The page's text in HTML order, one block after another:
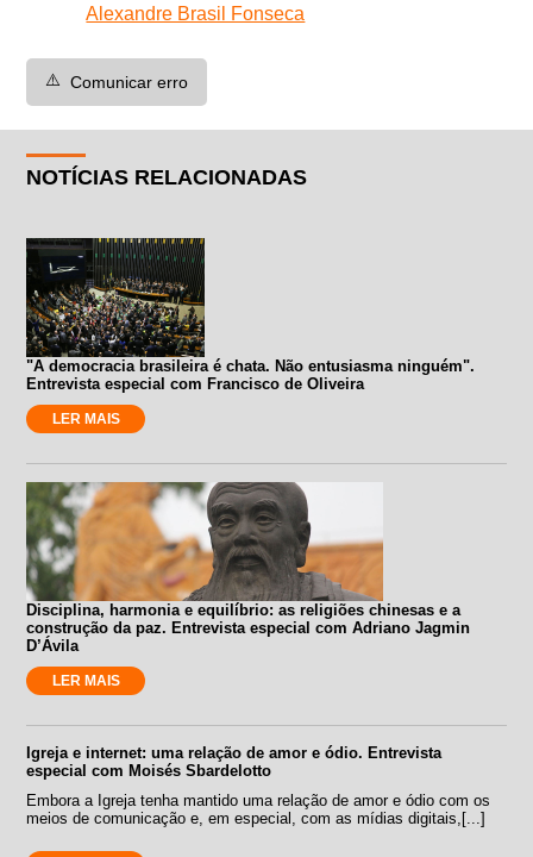
Alexandre Brasil Fonseca
⚠️ Comunicar erro
NOTÍCIAS RELACIONADAS
"A democracia brasileira é chata. Não entusiasma ninguém".
Entrevista especial com Francisco de Oliveira
LER MAIS
Disciplina, harmonia e equilíbrio: as religiões chinesas e a
construção da paz. Entrevista especial com Adriano Jagmin
D’Ávila
LER MAIS
Igreja e internet: uma relação de amor e ódio. Entrevista
especial com Moisés Sbardelotto
Embora a Igreja tenha mantido uma relação de amor e ódio com os
meios de comunicação e, em especial, com as mídias digitais,[...]